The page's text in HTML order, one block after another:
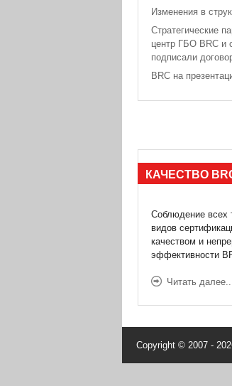
Изменения в
Стратегические
центр ГБО BRC и
подписали
BRC на
КАЧЕСТВО
Соблюдение всех
видов
качеством и
эффективности
Читать
Copyright © 2007 -